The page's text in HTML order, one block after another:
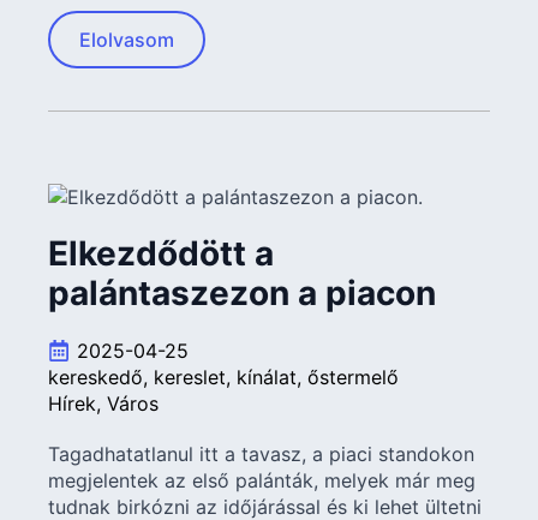
Elolvasom
Elkezdődött a
palántaszezon a piacon
2025-04-25
kereskedő kereslet kínálat őstermelő
Hírek Város
Tagadhatatlanul itt a tavasz, a piaci standokon
megjelentek az első palánták, melyek már meg
tudnak birkózni az időjárással és ki lehet ültetni